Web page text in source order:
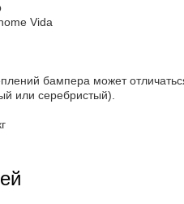
Vida
бампера может
или серебристый).